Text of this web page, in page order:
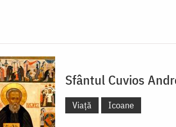
Sfântul Cuvios
Viață Icoane